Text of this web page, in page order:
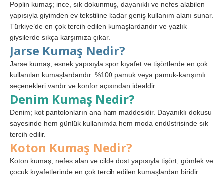
Poplin kumaş; ince, sık dokunmuş, dayanıklı ve nefes alabilen
yapısıyla giyimden ev tekstiline kadar geniş kullanım alanı sunar.
Türkiye’de en çok tercih edilen kumaşlardandır ve yazlık
giysilerde sıkça karşımıza çıkar.
Jarse Kumaş Nedir?
Jarse kumaş, esnek yapısıyla spor kıyafet ve tişörtlerde en çok
kullanılan kumaşlardandır. %100 pamuk veya pamuk-karışımlı
seçenekleri vardır ve konfor açısından idealdir.
Denim Kumaş Nedir?
Denim; kot pantolonların ana ham maddesidir. Dayanıklı dokusu
sayesinde hem günlük kullanımda hem moda endüstrisinde sık
tercih edilir.
Koton Kumaş Nedir?
Koton kumaş, nefes alan ve cilde dost yapısıyla tişört, gömlek ve
çocuk kıyafetlerinde en çok tercih edilen kumaşlardan biridir.